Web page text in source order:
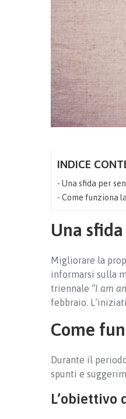
INDICE
Una sfida per
Come funziona
Una
Migliorare la
informarsi sulla
triennale “I am
febbraio.
Come
Durante il
spunti e
L’obiettivo